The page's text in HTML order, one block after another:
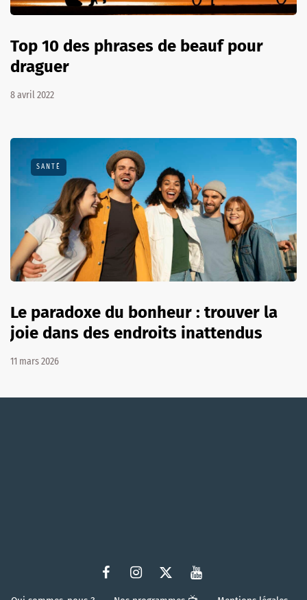
Top 10 des phrases de beauf pour
draguer
8 avril 2022
SANTÉ
Le paradoxe du bonheur : trouver la
joie dans des endroits inattendus
11 mars 2026